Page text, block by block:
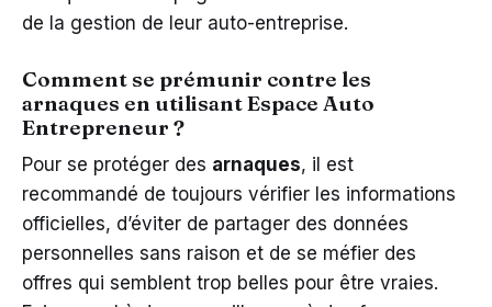
de la gestion de leur auto-entreprise.
Comment se prémunir contre les
arnaques en utilisant Espace Auto
Entrepreneur ?
Pour se protéger des arnaques, il est
recommandé de toujours vérifier les informations
officielles, d’éviter de partager des données
personnelles sans raison et de se méfier des
offres qui semblent trop belles pour être vraies.